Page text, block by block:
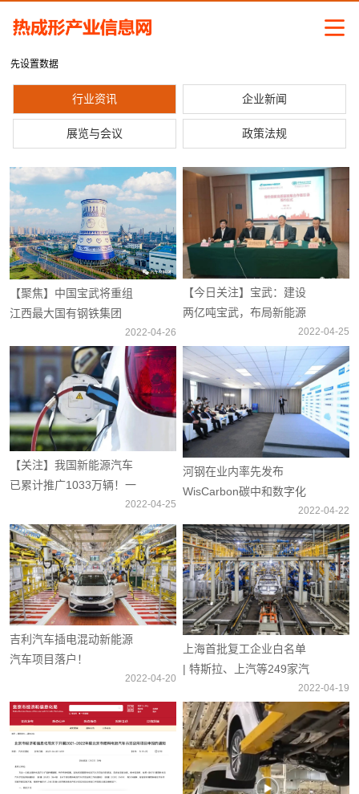
先设置数据
行业资讯 企业新闻
展览与会议 政策法规
【聚焦】中国宝武将重组
江西最大国有钢铁集团
2022-04-26
【今日关注】宝武：建设
两亿吨宝武，布局新能源
基地以及低碳甚至零碳钢
厂！
2022-04-25
【关注】我国新能源汽车
已累计推广1033万辆！一
季度累计产销竟同比均增
长1.4倍！
2022-04-25
河钢在业内率先发布
WisCarbon碳中和数字化
2022-04-22
吉利汽车插电混动新能源
汽车项目落户！
2022-04-20
上海首批复工企业白名单
| 特斯拉、上汽等249家汽
车上下游企业将复工复产2022-04-19